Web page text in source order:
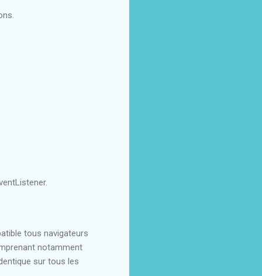
tous navigateurs
notamment
sur tous les